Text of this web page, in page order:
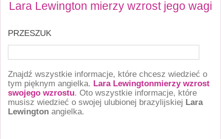
Lara Lewington mierzy wzrost jego wagi
PRZESZUK
Znajdź wszystkie informacje, które chcesz wiedzieć o
tym pięknym angielka. Lara Lewingtonmierzy wzrost
swojego wzrostu. Oto wszystkie informacje, które
musisz wiedzieć o swojej ulubionej brazylijskiej Lara
Lewington angielka.